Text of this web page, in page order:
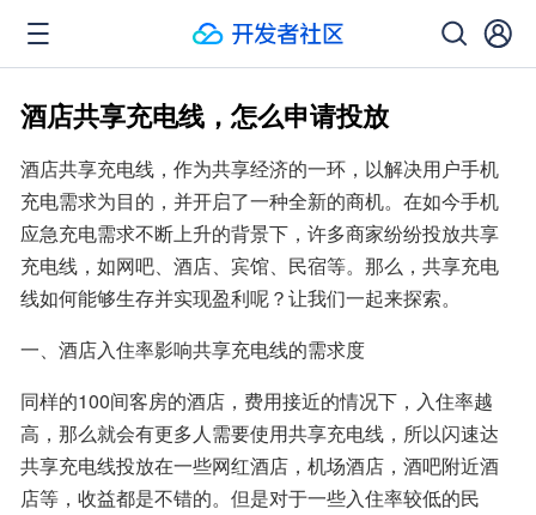
酒店共享充电线，怎么申请投放
酒店共享充电线，作为共享经济的一环，以解决用户手机
充电需求为目的，并开启了一种全新的商机。在如今手机
应急充电需求不断上升的背景下，许多商家纷纷投放共享
充电线，如网吧、酒店、宾馆、民宿等。那么，共享充电
线如何能够生存并实现盈利呢？让我们一起来探索。
一、酒店入住率影响共享充电线的需求度
同样的100间客房的酒店，费用接近的情况下，入住率越
高，那么就会有更多人需要使用共享充电线，所以闪速达
共享充电线投放在一些网红酒店，机场酒店，酒吧附近酒
店等，收益都是不错的。但是对于一些入住率较低的民